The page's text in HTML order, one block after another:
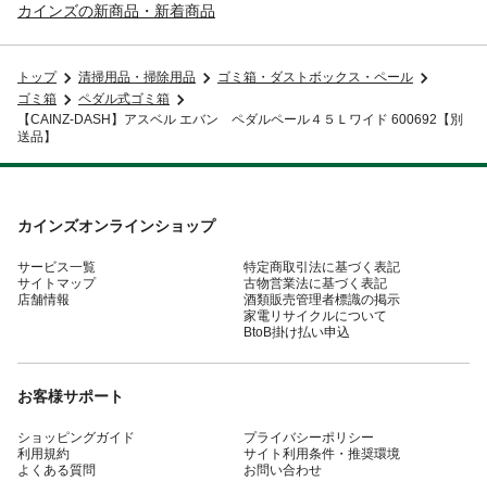
カインズの新商品・新着商品
トップ 清掃用品・掃除用品
ゴミ箱・ダストボックス・ペール
ゴミ箱
ペダル式ゴミ箱
【CAINZ-DASH】アスベル エバン ペダルペール４５Ｌワイド 600692【別
送品】
カインズオンラインショップ
サービス一覧
サイトマップ
店舗情報
特定商取引法に基づく表記
古物営業法に基づく表記
酒類販売管理者標識の掲示
家電リサイクルについて
BtoB掛け払い申込
お客様サポート
ショッピングガイド
利用規約
よくある質問
プライバシーポリシー
サイト利用条件・推奨環境
お問い合わせ